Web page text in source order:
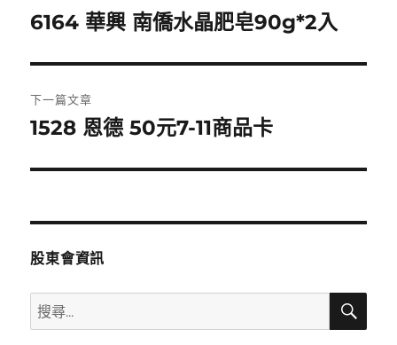
章
覽
上
篇
文
章:
6164 華興 南僑水晶肥皂90g*2入
下一篇文章
下
篇
章:
1528 恩德 50元7-11商品卡
股東會資訊
搜
尋
搜